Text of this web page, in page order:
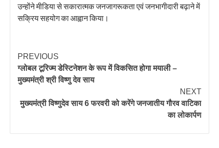
उन्होंने मीडिया से सकारात्मक जनजागरूकता एवं जनभागीदारी बढ़ाने में
सक्रिय सहयोग का आह्वान किया।
PREVIOUS
ग्लोबल टूरिज्म डेस्टिनेशन के रूप में विकसित होगा मयाली –
मुख्यमंत्री श्री विष्णु देव साय
NEXT
मुख्यमंत्री विष्णुदेव साय 6 फरवरी को करेंगे जनजातीय गौरव वाटिका
का लोकार्पण